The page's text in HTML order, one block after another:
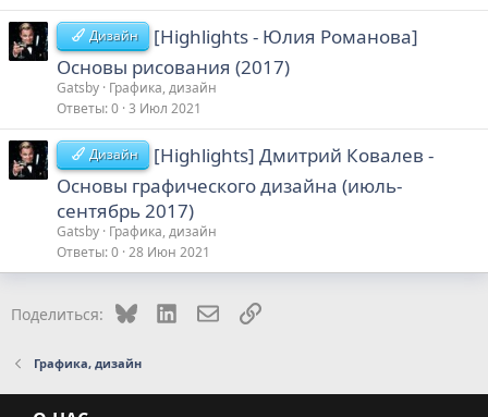
Дизайн
[Highlights - Юлия Романова]
Основы рисования (2017)
Gatsby Графика, дизайн
Ответы 0 3 Июл 2021
Дизайн
[Highlights] Дмитрий Ковалев -
Основы графического дизайна (июль-
сентябрь 2017)
Gatsby Графика, дизайн
Ответы 0 28 Июн 2021
Поделиться: Bluesky LinkedInЭлектронная почта
Ссылка
Графика, дизайн